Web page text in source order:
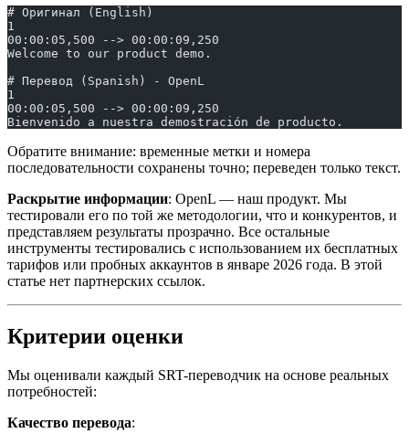
# Оригинал (English)
1
00:00:05,500 --> 00:00:09,250
Welcome to our product demo.
# Перевод (Spanish) - OpenL
1
00:00:05,500 --> 00:00:09,250
Bienvenido a nuestra demostración de producto.
Обратите внимание: временные метки и номера
последовательности сохранены точно; переведен только текст.
Раскрытие информации: OpenL — наш продукт. Мы
тестировали его по той же методологии, что и конкурентов, и
представляем результаты прозрачно. Все остальные
инструменты тестировались с использованием их бесплатных
тарифов или пробных аккаунтов в январе 2026 года. В этой
статье нет партнерских ссылок.
Критерии оценки
Мы оценивали каждый SRT-переводчик на основе реальных
потребностей:
Качество перевода: